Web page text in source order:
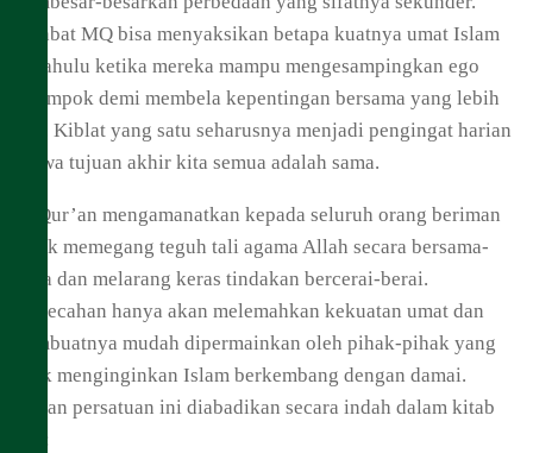
Sahabat MQ bisa menyaksikan betapa kuatnya umat Islam
terdahulu ketika mereka mampu mengesampingkan ego
kelompok demi membela kepentingan bersama yang lebih
luas. Kiblat yang satu seharusnya menjadi pengingat harian
bahwa tujuan akhir kita semua adalah sama.
Al-Qur’an mengamanatkan kepada seluruh orang beriman
untuk memegang teguh tali agama Allah secara bersama-
sama dan melarang keras tindakan bercerai-berai.
Perpecahan hanya akan melemahkan kekuatan umat dan
membuatnya mudah dipermainkan oleh pihak-pihak yang
tidak menginginkan Islam berkembang dengan damai.
Seruan persatuan ini diabadikan secara indah dalam kitab
suci: